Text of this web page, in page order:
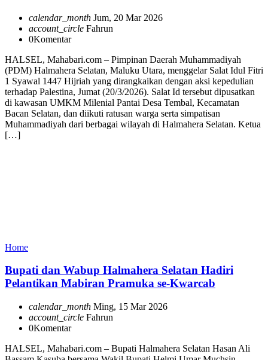
calendar_month Jum, 20 Mar 2026
account_circle Fahrun
0Komentar
HALSEL, Mahabari.com – Pimpinan Daerah Muhammadiyah
(PDM) Halmahera Selatan, Maluku Utara, menggelar Salat Idul Fitri
1 Syawal 1447 Hijriah yang dirangkaikan dengan aksi kepedulian
terhadap Palestina, Jumat (20/3/2026). Salat Id tersebut dipusatkan
di kawasan UMKM Milenial Pantai Desa Tembal, Kecamatan
Bacan Selatan, dan diikuti ratusan warga serta simpatisan
Muhammadiyah dari berbagai wilayah di Halmahera Selatan. Ketua
[…]
Home
Bupati dan Wabup Halmahera Selatan Hadiri
Pelantikan Mabiran Pramuka se-Kwarcab
calendar_month Ming, 15 Mar 2026
account_circle Fahrun
0Komentar
HALSEL, Mahabari.com – Bupati Halmahera Selatan Hasan Ali